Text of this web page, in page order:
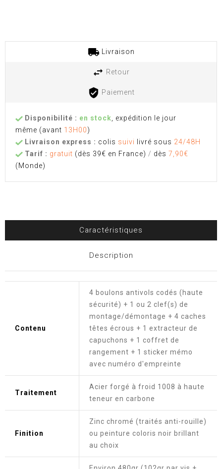
Livraison
Retour
Paiement
Disponibilité : en stock, expédition le jour
même (avant 13H00)
Livraison express : colis suivi livré sous 24/48H
Tarif : gratuit (dès 39€ en France) / dès 7,90€
(Monde)
Caractéristiques
Description
Contenu
4 boulons antivols codés (haute
sécurité) + 1 ou 2 clef(s) de
montage/démontage + 4 caches
têtes écrous + 1 extracteur de
capuchons + 1 coffret de
rangement + 1 sticker mémo
avec numéro d'empreinte
Traitement
Acier forgé à froid 1008 à haute
teneur en carbone
Finition
Zinc chromé (traités anti-rouille)
ou peinture coloris noir brillant
au choix